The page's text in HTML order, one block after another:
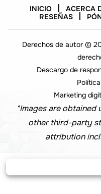
INICIO ACERCA
RESEÑAS
Derechos de autor ©
Descargo de
Marketing
*Images are obtained
other third-party
attribution